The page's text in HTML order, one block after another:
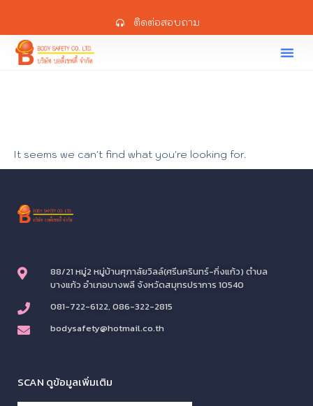
ติดต่อสอบถาม
It seems we can't find what you're looking for.
88/21 หมู่2 หมู่บ้านศุภาลัยวิลล์(ศรีนครินทร์-กิ่งแก้ว) ตำบล
บางแก้ว อำเภอบางพลี จังหวัดสมุทรปราการ 10540
081-722-6122, 086-322-2815
bodysafety@hotmail.co.th
SCAN ดูข้อมูลเพิ่มเติม